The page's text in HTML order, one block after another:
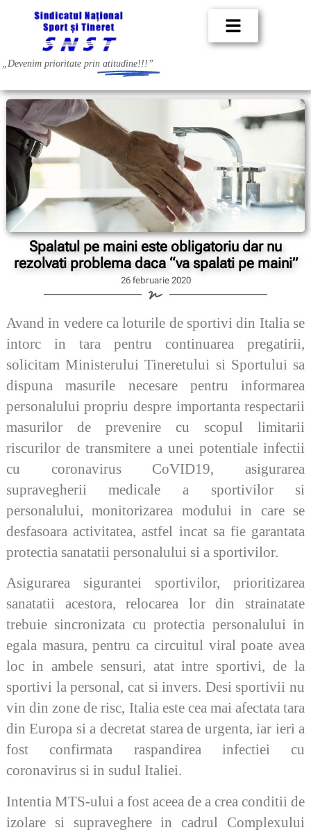
„Devenim prioritate prin atitudine!!!”
Spalatul pe maini este obligatoriu dar nu
rezolvati problema daca “va spalati pe maini”
26 februarie 2020
Avand in vedere ca loturile de sportivi din Italia se
intorc in tara pentru continuarea pregatirii,
solicitam Ministerului Tineretului si Sportului sa
dispuna masurile necesare pentru informarea
personalului propriu despre importanta respectarii
masurilor de prevenire cu scopul limitarii
riscurilor de transmitere a unei potentiale infectii
cu coronavirus CoVID19, asigurarea
supravegherii medicale a sportivilor si
personalului, monitorizarea modului in care se
desfasoara activitatea, astfel incat sa fie garantata
protectia sanatatii personalului si a sportivilor.
Asigurarea sigurantei sportivilor, prioritizarea
sanatatii acestora, relocarea lor din strainatate
trebuie sincronizata cu protectia personalului in
egala masura, pentru ca circuitul viral poate avea
loc in ambele sensuri, atat intre sportivi, de la
sportivi la personal, cat si invers. Desi sportivii nu
vin din zone de risc, Italia este cea mai afectata tara
din Europa si a decretat starea de urgenta, iar ieri a
fost confirmata raspandirea infectiei cu
coronavirus si in sudul Italiei.
Intentia MTS-ului a fost aceea de a crea conditii de
izolare si supraveghere in cadrul Complexului